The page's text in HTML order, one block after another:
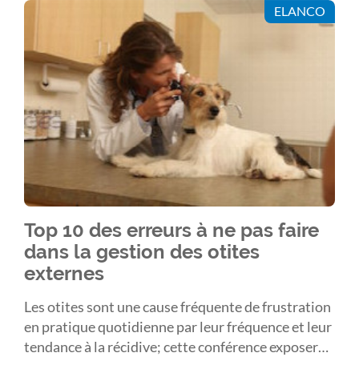
ELANCO
Top 10 des erreurs à ne pas faire
dans la gestion des otites
externes
Les otites sont une cause fréquente de frustration
en pratique quotidienne par leur fréquence et leur
tendance à la récidive; cette conférence exposera